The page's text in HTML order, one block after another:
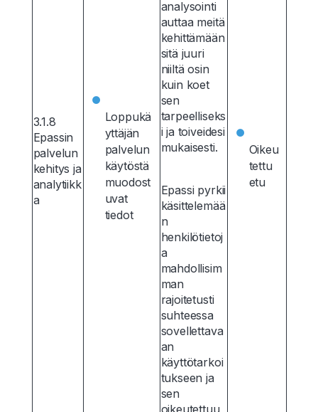
3.1.8
Epassin
palvelun
kehitys ja
analytiikk
a
Loppukä
yttäjän
palvelun
käytöstä
muodost
uvat
tiedot
analysointi
auttaa meitä
kehittämään
sitä juuri
niiltä osin
kuin koet
sen
tarpeelliseks
i ja toiveidesi
mukaisesti.
Epassi pyrkii
käsittelemää
n
henkilötietoj
a
mahdollisim
man
rajoitetusti
suhteessa
sovellettava
an
käyttötarkoi
tukseen ja
sen
Oikeu
tettu
etu